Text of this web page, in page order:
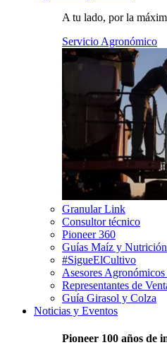
A tu lado, por la
Servicio Agronómico
Granular Link
Consultor técnico
Pioneer 360
Guías Maíz y
#SigueElCultivo
Asesores
Representantes de
Guía Girasol y Colza
Noticias y Eventos
Pioneer 100 años de